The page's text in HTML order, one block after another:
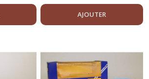
AJOUTER